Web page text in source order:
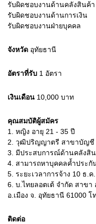
รับผิดชอบงานด้านคลังสินค้า
รับผิดชอบงานด้านการเงิน
รับผิดชอบงานฝ่ายบุคคล
จังหวัด อุทัยธานี
อัตราที่รับ 1 อัตรา
เงินเดือน 10,000 บาท
คุณสมบัติผู้สมัคร
1.
หญิง อายุ 21 - 35 ปี
2. วุฒิปริญญาตรี สาขาบัญชี
3. มีประสบการณ์ด้านคลังสิ
4. สามารถหาบุคคลค้ำประกั
5. ระยะเวลาการจ้าง 10 ธ.
6. บ.ไทยลอตเต้ จำกัด สาขา
อ.เมือง จ. อุทัยธานี 61000
ติดต่อ